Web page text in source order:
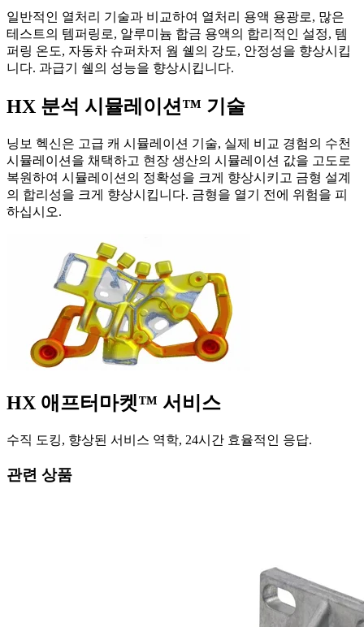
일반적인 열처리 기술과 비교하여 열처리 용액 용광로, 많은
테스트의 템퍼링로, 알루미늄 합금 용액의 합리적인 설정, 템
퍼링 온도, 자동차 슈퍼차저 웜 쉘의 강도, 안정성을 향상시킵
니다. 과급기 쉘의 성능을 향상시킵니다.
HX 분석 시뮬레이션™ 기술
닝보 헥신은 고급 캐 시뮬레이션 기술, 실제 비교 경험의 수천
시뮬레이션을 채택하고 현장 생산의 시뮬레이션 값을 고도로
복원하여 시뮬레이션의 정확성을 크게 향상시키고 금형 설계
의 합리성을 크게 향상시킵니다. 금형을 열기 전에 위험을 피
하십시오.
HX 애프터마켓™ 서비스
수직 도킹, 향상된 서비스 역학, 24시간 효율적인 응답.
관련 상품